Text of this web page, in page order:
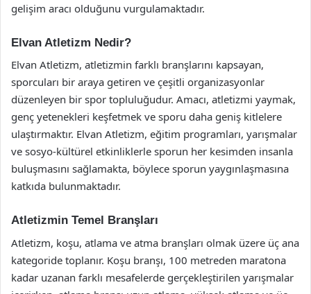
gelişim aracı olduğunu vurgulamaktadır.
Elvan Atletizm Nedir?
Elvan Atletizm, atletizmin farklı branşlarını kapsayan,
sporcuları bir araya getiren ve çeşitli organizasyonlar
düzenleyen bir spor topluluğudur. Amacı, atletizmi yaymak,
genç yetenekleri keşfetmek ve sporu daha geniş kitlelere
ulaştırmaktır. Elvan Atletizm, eğitim programları, yarışmalar
ve sosyo-kültürel etkinliklerle sporun her kesimden insanla
buluşmasını sağlamakta, böylece sporun yaygınlaşmasına
katkıda bulunmaktadır.
Atletizmin Temel Branşları
Atletizm, koşu, atlama ve atma branşları olmak üzere üç ana
kategoride toplanır. Koşu branşı, 100 metreden maratona
kadar uzanan farklı mesafelerde gerçekleştirilen yarışmalar